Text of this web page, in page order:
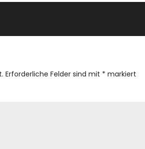
Erforderliche Felder sind mit * markiert